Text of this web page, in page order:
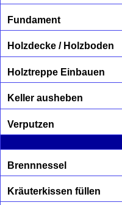
Fundament
Holzdecke / Holzboden
Holztreppe Einbauen
Keller ausheben
Verputzen
Brennnessel
Kräuterkissen füllen